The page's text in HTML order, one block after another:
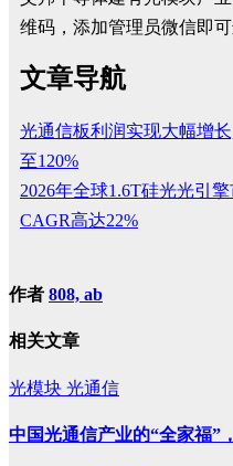
维码，添加管理员微信即可
文章导航
光通信板利润实现大幅增
至120%
2026年全球1.6T硅光光引
CAGR高达22%
作者 808, ab
相关文章
光模块 光通信
中国光通信产业的“全家福”